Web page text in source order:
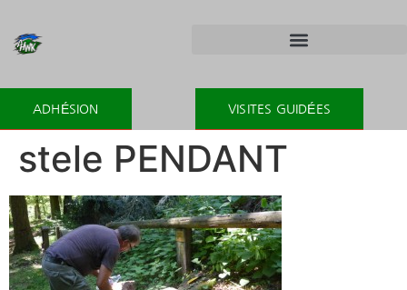
ADHÉSION VISITES GUIDÉES
stele PENDANT